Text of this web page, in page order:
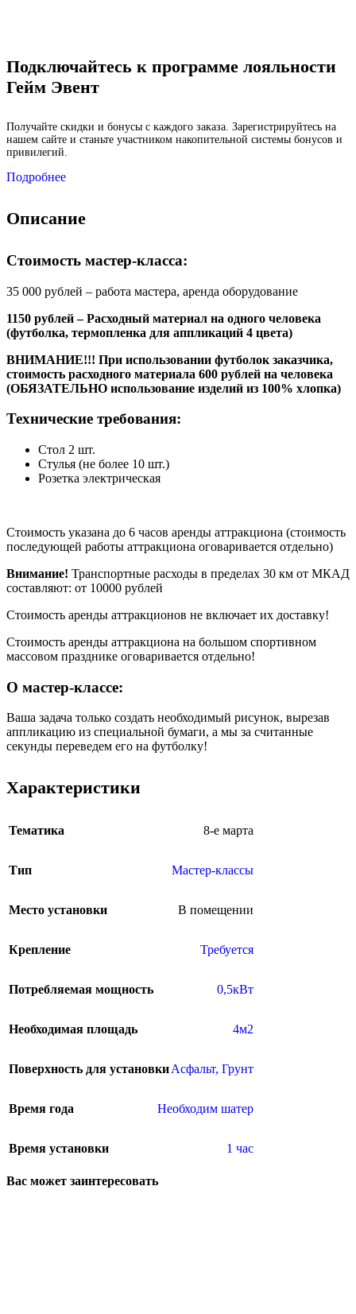
Подключайтесь к программе лояльности
Гейм Эвент
Получайте скидки и бонусы с каждого заказа. Зарегистрируйтесь на
нашем сайте и станьте участником накопительной системы бонусов и
привилегий.
Подробнее
Описание
Стоимость мастер-класса:
35 000 рублей – работа мастера, аренда оборудование
1150 рублей – Расходный материал на одного человека
(футболка, термопленка для аппликаций 4 цвета)
ВНИМАНИЕ!!! При использовании футболок заказчика,
стоимость расходного материала 600 рублей на человека
(ОБЯЗАТЕЛЬНО использование изделий из 100% хлопка)
Технические требования:
Стол 2 шт.
Стулья (не более 10 шт.)
Розетка электрическая
Стоимость указана до 6 часов аренды аттракциона (стоимость
последующей работы аттракциона оговаривается отдельно)
Внимание! Транспортные расходы в пределах 30 км от МКАД
составляют: от 10000 рублей
Стоимость аренды аттракционов не включает их доставку!
Стоимость аренды аттракциона на большом спортивном
массовом празднике оговаривается отдельно!
О мастер-классе:
Ваша задача только создать необходимый рисунок, вырезав
аппликацию из специальной бумаги, а мы за считанные
секунды переведем его на футболку!
Характеристики
Тематика 8-е марта
Тип Мастер-классы
Место установки В помещении
Крепление Требуется
Потребляемая мощность 0,5кВт
Необходимая площадь 4м2
Поверхность для установкиАсфальт, Грунт
Время года Необходим шатер
Время установки 1 час
Вас может заинтересовать